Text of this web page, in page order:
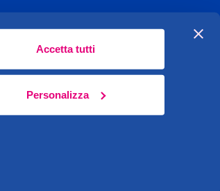
Accetta tutti
Personalizza
S.r.l. Sede legale Pernumia (PD)